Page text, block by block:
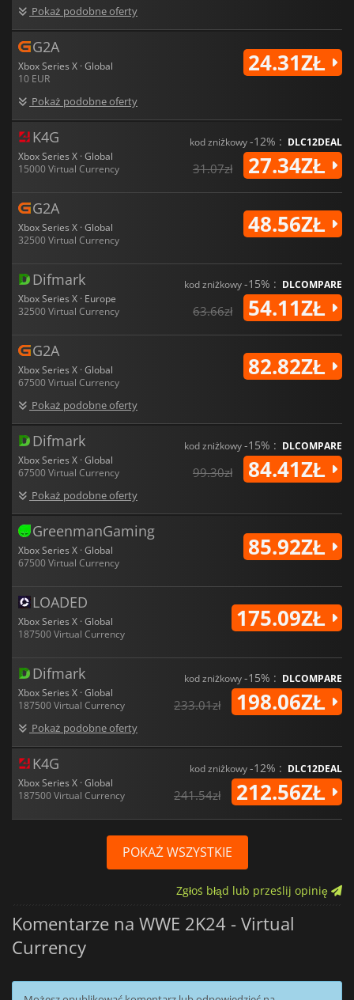
Pokaż podobne oferty
G2A
Xbox Series X · Global
10 EUR
Pokaż podobne oferty
24.31ZŁ
K4G
Xbox Series X · Global
15000 Virtual Currency
kod zniżkowy-12% : DLC12DEAL
31.07zł 27.34ZŁ
G2A
Xbox Series X · Global
32500 Virtual Currency
48.56ZŁ
Difmark
Xbox Series X · Europe
32500 Virtual Currency
kod zniżkowy-15% : DLCOMPARE
63.66zł 54.11ZŁ
G2A
Xbox Series X · Global
67500 Virtual Currency
Pokaż podobne oferty
82.82ZŁ
Difmark
Xbox Series X · Global
67500 Virtual Currency
Pokaż podobne oferty
kod zniżkowy-15% : DLCOMPARE
99.30zł 84.41ZŁ
GreenmanGaming
Xbox Series X · Global
67500 Virtual Currency
85.92ZŁ
LOADED
Xbox Series X · Global
187500 Virtual Currency
175.09ZŁ
Difmark
Xbox Series X · Global
187500 Virtual Currency
Pokaż podobne oferty
kod zniżkowy-15% : DLCOMPARE
233.01zł 198.06ZŁ
K4G
Xbox Series X · Global
187500 Virtual Currency
kod zniżkowy-12% : DLC12DEAL
241.54zł 212.56ZŁ
POKAŻ WSZYSTKIE
Zgłoś błąd lub prześlij opinię
Komentarze na WWE 2K24 - Virtual
Currency